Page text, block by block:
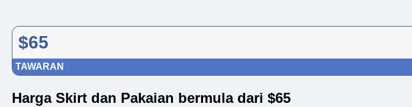
$65
TAWARAN
Harga Skirt dan Pakaian bermula dari $65